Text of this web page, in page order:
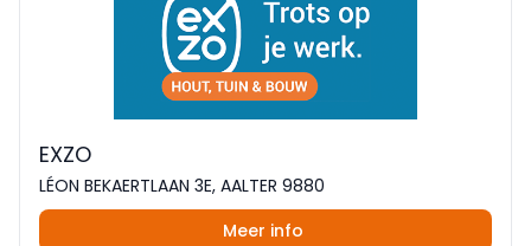
EXZO
LÉON BEKAERTLAAN 3E, AALTER 9880
Meer info